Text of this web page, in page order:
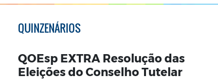
QUINZENÁRIOS
QOEsp EXTRA Resolução das
Eleições do Conselho Tutelar